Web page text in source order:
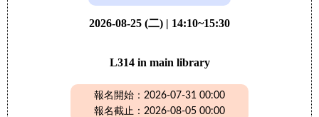
2026-08-25 (二) | 14:10~15:30
L314 in main library
報名開始：2026-07-31 00:00
報名截止：2026-08-05 00:00